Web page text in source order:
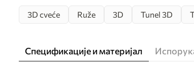
3D cveće
Ruže 3D Tunel 3D
Спецификације и материјал